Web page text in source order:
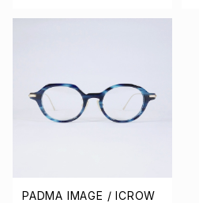
PADMA IMAGE / ICROW